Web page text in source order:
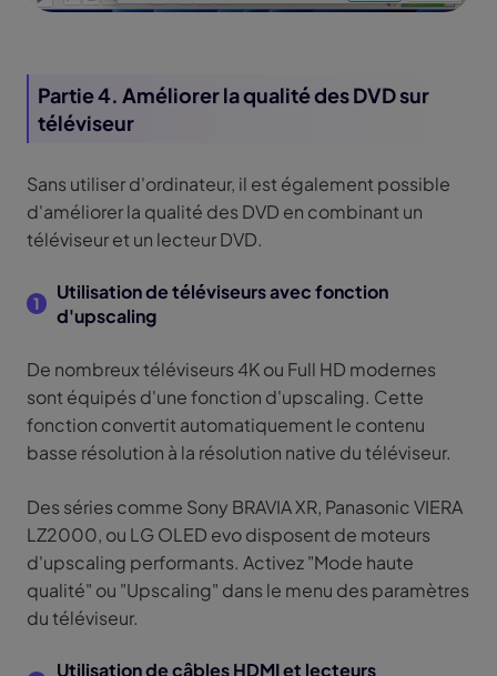
Partie 4. Améliorer la qualité des DVD sur
téléviseur
Sans utiliser d'ordinateur, il est également possible
d'améliorer la qualité des DVD en combinant un
téléviseur et un lecteur DVD.
1
Utilisation de téléviseurs avec fonction
d'upscaling
De nombreux téléviseurs 4K ou Full HD modernes
sont équipés d'une fonction d'upscaling. Cette
fonction convertit automatiquement le contenu
basse résolution à la résolution native du téléviseur.
Des séries comme Sony BRAVIA XR, Panasonic VIERA
LZ2000, ou LG OLED evo disposent de moteurs
d'upscaling performants. Activez "Mode haute
qualité" ou "Upscaling" dans le menu des paramètres
du téléviseur.
Utilisation de câbles HDMI et lecteurs